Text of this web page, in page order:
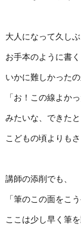
大人になって久し
お手本のように書
いかに難しかった
「お！この線よか
みたいな、できた
こどもの頃よりも
講師の添削でも、
「筆のこの面をこ
ここは少し早く筆